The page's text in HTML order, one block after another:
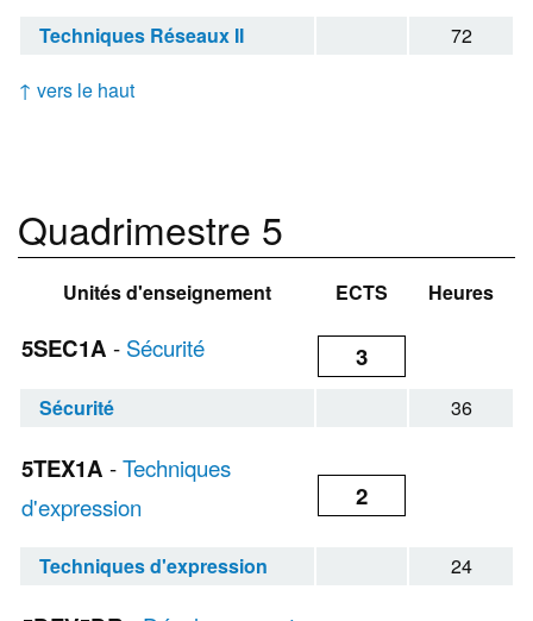
Techniques Réseaux II
72
↑ vers le haut
Quadrimestre 5
Unités d'enseignement ECTS Heures
5SEC1A - Sécurité 3
Sécurité 36
5TEX1A -Techniques
d'expression
2
Techniques d'expression 24